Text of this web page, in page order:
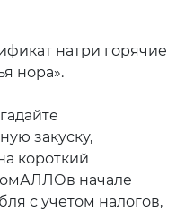
натри горячие
нора».
закуску,
короткий
начале
с учетом налогов,